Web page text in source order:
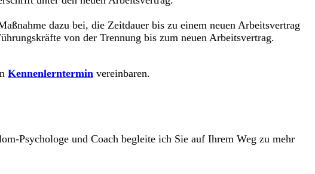
dazu bei, die Zeitdauer bis zu einem neuen Arbeitsvertrag
von der Trennung bis zum neuen Arbeitsvertrag.
Kennenlerntermin vereinbaren.
Psychologe und Coach begleite ich Sie auf Ihrem Weg zu mehr